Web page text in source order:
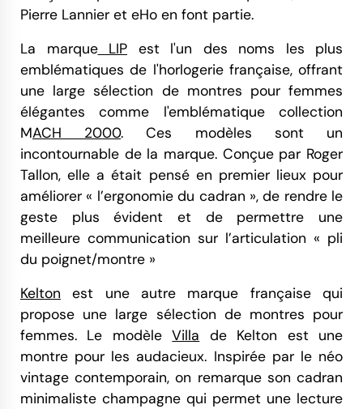
Pierre Lannier et eHo en font partie.
La marqueLIP est l'un des noms les plus
emblématiques de l'horlogerie française, offrant
une large sélection de montres pour femmes
élégantes comme l'emblématique collection
MACH 2000. Ces modèles sont un
incontournable de la marque. Conçue par Roger
Tallon, elle a était pensé en premier lieux pour
améliorer « l’ergonomie du cadran », de rendre le
geste plus évident et de permettre une
meilleure communication sur l’articulation « pli
du poignet/montre »
Kelton est une autre marque française qui
propose une large sélection de montres pour
femmes. Le modèleVilla de Kelton est une
montre pour les audacieux. Inspirée par le néo
vintage contemporain, on remarque son cadran
minimaliste champagne qui permet une lecture